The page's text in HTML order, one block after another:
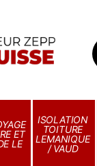
ET
LE
ISOLATION
TOITURE
LEMANIQUE
/ VAUD